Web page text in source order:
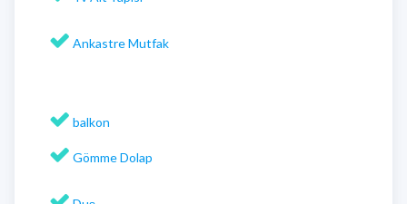
Ankastre Mutfak
balkon
Gömme Dolap